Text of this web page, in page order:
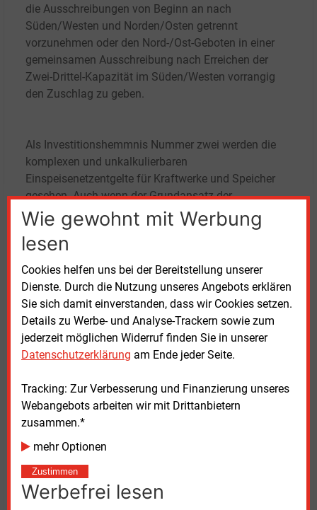
Wie gewohnt mit Werbung
lesen
Cookies helfen uns bei der Bereitstellung unserer
Dienste. Durch die Nutzung unseres Angebots erklären
Sie sich damit einverstanden, dass wir Cookies setzen.
Details zu Werbe- und Analyse-Trackern sowie zum
jederzeit möglichen Widerruf finden Sie in unserer
Datenschutzerklärung am Ende jeder Seite.
Tracking: Zur Verbesserung und Finanzierung unseres
Webangebots arbeiten wir mit Drittanbietern
zusammen.*
mehr Optionen
Zustimmen
Werbefrei lesen
die Ausschreibungen von Beginn an nach
Süden/Westen und Norden/Osten getrennt
vorzunehmen oder den Nord-/Ost-Geboten in einer
gemeinsamen Ausschreibung nach Erreichen der
Zwei-Drittel-Kapazität im Süden/Westen vorrangig
den Zuschlag zu geben.
Als Investitionshemmnis Nummer zwei werden die
komplexen und unkalkulierbaren
Einspeisenetzentgelte für Kraftwerke und Speicher
gesehen. Auch wenn der Grundansatz der
Kostenverteilung für den Netzausbau
nachvollziehbar sei, brauche es eine pragmatische
und unbürokratische Umsetzung. Jedes
Energieunternehmen müsse für Investitionsprojekte
Kostenfaktoren kennen. Bisher habe die
Bundesnetzagentur jedoch nebulöse und
investitionshemmende Ansätze vorgestellt.
Baukostenzuschüsse für Speicher gefordert
pragmatische Ansätze wie Baukostenzuschüsse,
damit der dringend benötigte Speicherhochlauf keine
Vollbremsung hinlegt. Ohne Speichertechnologien
in den Griff zu bekommen.
„Es scheint, als hätte die Bevorteilung von